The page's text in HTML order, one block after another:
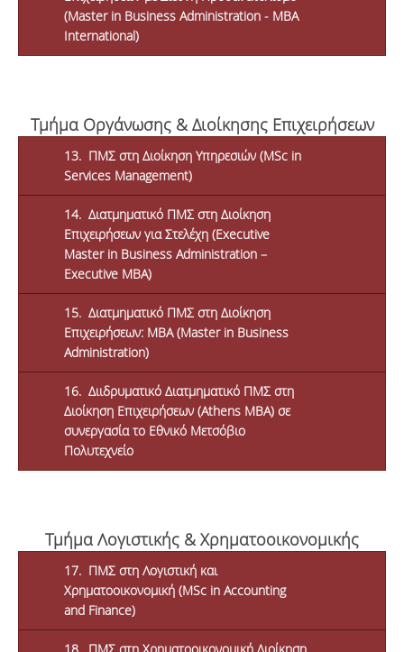
(Master in Business Administration - MBA
International)
Τμήμα Οργάνωσης & Διοίκησης Επιχειρήσεων
13. ΠΜΣ στη Διοίκηση Υπηρεσιών (MSc in
Services Management)
14. Διατμηματικό ΠΜΣ στη Διοίκηση
Επιχειρήσεων για Στελέχη (Executive
Master in Business Administration –
Executive MBA)
15. Διατμηματικό ΠΜΣ στη Διοίκηση
Επιχειρήσεων: MBA (Master in Business
Administration)
16. Διιδρυματικό Διατμηματικό ΠΜΣ στη
Διοίκηση Επιχειρήσεων (Athens MBA) σε
συνεργασία το Εθνικό Μετσόβιο
Πολυτεχνείο
Τμήμα Λογιστικής & Χρηματοοικονομικής
17. ΠΜΣ στη Λογιστική και
Χρηματοοικονομική (MSc in Accounting
and Finance)